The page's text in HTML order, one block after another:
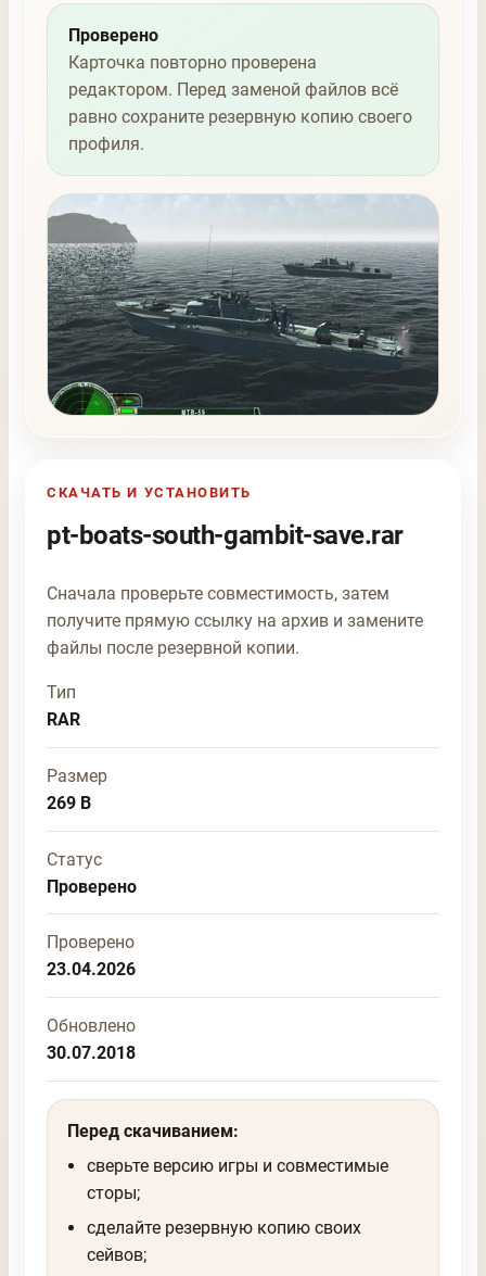
Проверено
Карточка повторно проверена
редактором. Перед заменой файлов всё
равно сохраните резервную копию своего
профиля.
СКАЧАТЬ И УСТАНОВИТЬ
pt-boats-south-gambit-save.rar
Сначала проверьте совместимость, затем
получите прямую ссылку на архив и замените
файлы после резервной копии.
Тип
RAR
Размер
269 B
Статус
Проверено
Проверено
23.04.2026
Обновлено
30.07.2018
Перед скачиванием:
сверьте версию игры и совместимые
сторы;
сделайте резервную копию своих
сейвов;